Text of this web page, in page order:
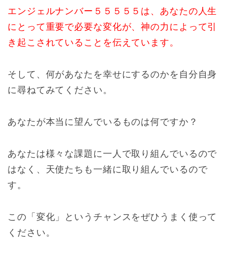
エンジェルナンバー５５５５５は、あなたの人生
にとって重要で必要な変化が、神の力によって引
き起こされていることを伝えています。
そして、何があなたを幸せにするのかを自分自身
に尋ねてみてください。
あなたが本当に望んでいるものは何ですか？
あなたは様々な課題に一人で取り組んでいるので
はなく、天使たちも一緒に取り組んでいるので
す。
この「変化」というチャンスをぜひうまく使って
ください。